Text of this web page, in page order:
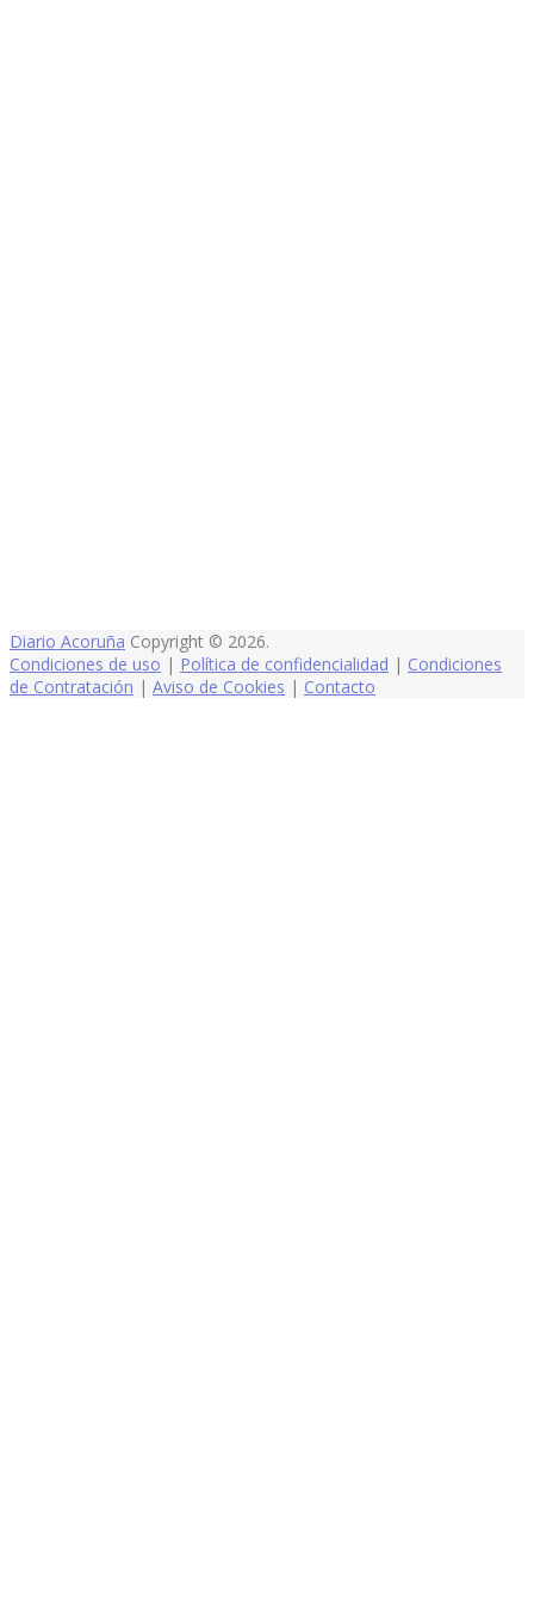
Diario Acoruña Copyright © 2026.
Condiciones de uso | Política de confidencialidad | Condiciones
de Contratación | Aviso de Cookies | Contacto